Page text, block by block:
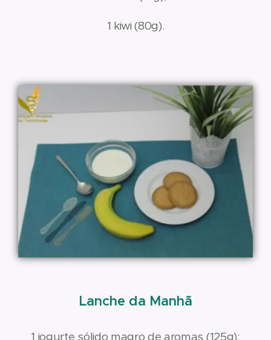
1 kiwi (80g).
Lanche da Manhã
1 iogurte sólido magro de aromas (125g);